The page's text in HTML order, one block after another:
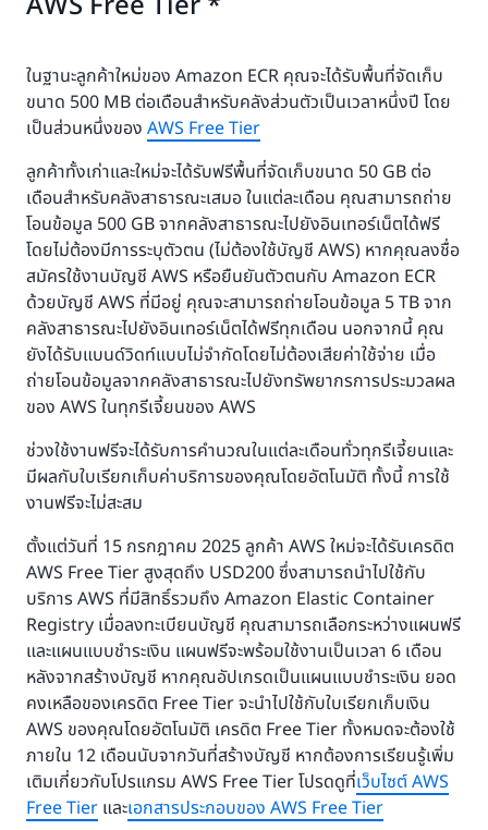
ในฐานะลูกค้าใหม่ของ Amazon ECR คุณจะได้รับพื้นที่จัดเก็บ
ขนาด 500 MB ต่อเดือนสำหรับคลังส่วนตัวเป็นเวลาหนึ่งปี โดย
เป็นส่วนหนึ่งของ AWS Free Tier
ลูกค้าทั้งเก่าและใหม่จะได้รับฟรีพื้นที่จัดเก็บขนาด 50 GB ต่อ
เดือนสำหรับคลังสาธารณะเสมอ ในแต่ละเดือน คุณสามารถถ่าย
โอนข้อมูล 500 GB จากคลังสาธารณะไปยังอินเทอร์เน็ตได้ฟรี
โดยไม่ต้องมีการระบุตัวตน (ไม่ต้องใช้บัญชี AWS) หากคุณลงชื่อ
สมัครใช้งานบัญชี AWS หรือยืนยันตัวตนกับ Amazon ECR
ด้วยบัญชี AWS ที่มีอยู่ คุณจะสามารถถ่ายโอนข้อมูล 5 TB จาก
คลังสาธารณะไปยังอินเทอร์เน็ตได้ฟรีทุกเดือน นอกจากนี้ คุณ
ยังได้รับแบนด์วิดท์แบบไม่จำกัดโดยไม่ต้องเสียค่าใช้จ่าย เมื่อ
ถ่ายโอนข้อมูลจากคลังสาธารณะไปยังทรัพยากรการประมวลผล
ของ AWS ในทุกรีเจี้ยนของ AWS
ช่วงใช้งานฟรีจะได้รับการคำนวณในแต่ละเดือนทั่วทุกรีเจี้ยนและ
มีผลกับใบเรียกเก็บค่าบริการของคุณโดยอัตโนมัติ ทั้งนี้ การใช้
งานฟรีจะไม่สะสม
ตั้งแต่วันที่ 15 กรกฎาคม 2025 ลูกค้า AWS ใหม่จะได้รับเครดิต
AWS Free Tier สูงสุดถึง USD200 ซึ่งสามารถนำไปใช้กับ
บริการ AWS ที่มีสิทธิ์รวมถึง Amazon Elastic Container
Registry เมื่อลงทะเบียนบัญชี คุณสามารถเลือกระหว่างแผนฟรี
และแผนแบบชำระเงิน แผนฟรีจะพร้อมใช้งานเป็นเวลา 6 เดือน
หลังจากสร้างบัญชี หากคุณอัปเกรดเป็นแผนแบบชำระเงิน ยอด
คงเหลือของเครดิต Free Tier จะนำไปใช้กับใบเรียกเก็บเงิน
AWS ของคุณโดยอัตโนมัติ เครดิต Free Tier ทั้งหมดจะต้องใช้
ภายใน 12 เดือนนับจากวันที่สร้างบัญชี หากต้องการเรียนรู้เพิ่ม
เติมเกี่ยวกับโปรแกรม AWS Free Tier โปรดดูที่เว็บไซต์ AWS
Free Tier และเอกสารประกอบของ AWS Free Tier